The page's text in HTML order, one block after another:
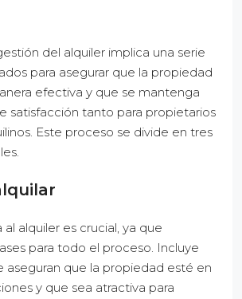
del alquiler implica una serie
para asegurar que la propiedad
efectiva y que se mantenga
satisfacción tanto para propietarios
Este proceso se divide en tres
alquiler es crucial, ya que
para todo el proceso. Incluye
aseguran que la propiedad esté en
y que sea atractiva para